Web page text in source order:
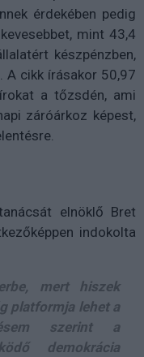
érdekében pedig
mint 43,4
készpénzben,
A cikk írásakor 50,97
a tőzsdén, ami
záróárkoz képest,
elnöklő Bret
indokolta
mert hiszek
platformja lehet a
szerint a
demokrácia